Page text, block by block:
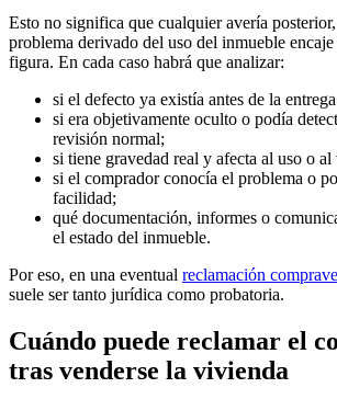
Esto no significa que cualquier avería
problema derivado del uso del inmueble encaje
figura. En cada caso habrá que analizar:
si el defecto ya existía antes de la
si era objetivamente oculto o podía
revisión normal;
si tiene gravedad real y afecta al uso o
si el comprador conocía el problema o
facilidad;
qué documentación, informes o
el estado del inmueble.
Por eso, en una eventual reclamación
suele ser tanto jurídica como probatoria.
Cuándo puede reclamar el
tras venderse la vivienda